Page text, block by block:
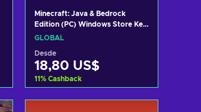
Minecraft: Java & Bedrock
Edition (PC) Windows Store Key
GLOBAL
GLOBAL
Desde
18,80 US$
11% Cashback